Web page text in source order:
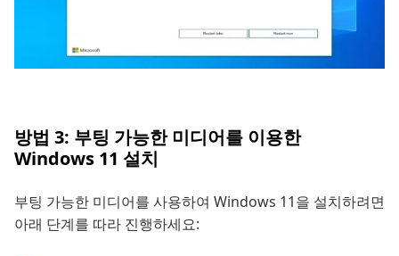
방법 3: 부팅 가능한 미디어를 이용한
Windows 11 설치
부팅 가능한 미디어를 사용하여 Windows 11을 설치하려면
아래 단계를 따라 진행하세요: